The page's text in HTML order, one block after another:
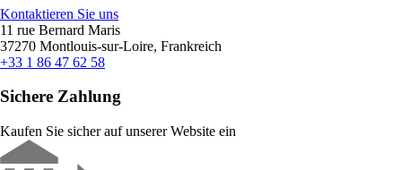
Kontaktieren Sie uns
11 rue Bernard Maris
37270 Montlouis-sur-Loire, Frankreich
+33 1 86 47 62 58
Sichere Zahlung
Kaufen Sie sicher auf unserer Website ein